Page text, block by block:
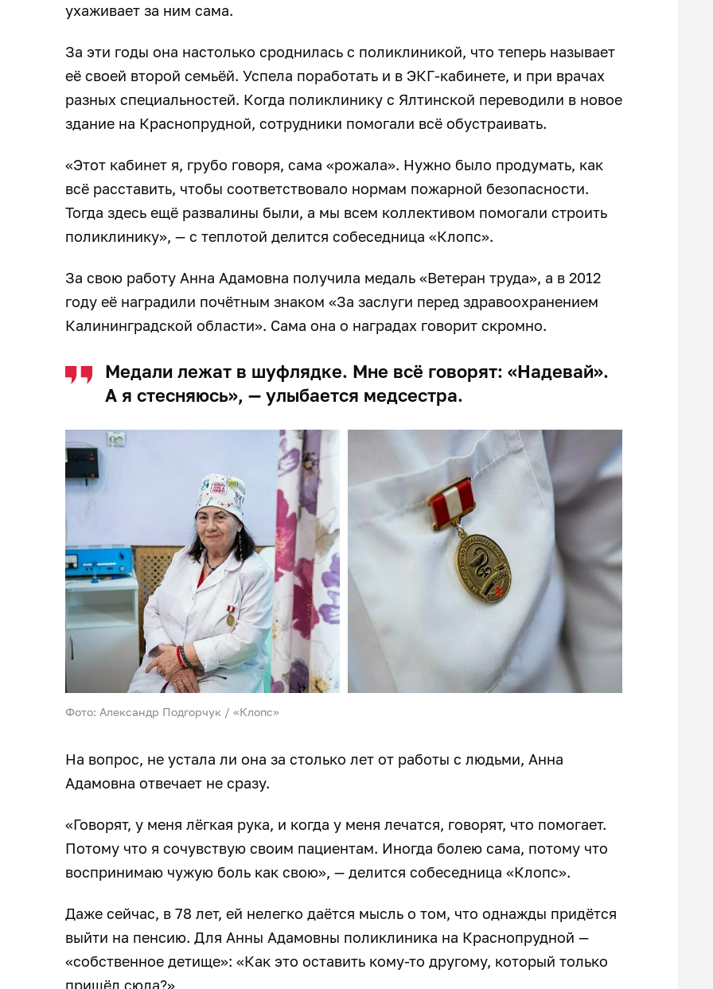
ухаживает за ним сама.
За эти годы она настолько сроднилась с поликлиникой, что теперь называет
её своей второй семьёй. Успела поработать и в ЭКГ-кабинете, и при врачах
разных специальностей. Когда поликлинику с Ялтинской переводили в новое
здание на Краснопрудной, сотрудники помогали всё обустраивать.
«Этот кабинет я, грубо говоря, сама «рожала». Нужно было продумать, как
всё расставить, чтобы соответствовало нормам пожарной безопасности.
Тогда здесь ещё развалины были, а мы всем коллективом помогали строить
поликлинику», — с теплотой делится собеседница «Клопс».
За свою работу Анна Адамовна получила медаль «Ветеран труда», а в 2012
году её наградили почётным знаком «За заслуги перед здравоохранением
Калининградской области». Сама она о наградах говорит скромно.
Медали лежат в шуфлядке. Мне всё говорят: «Надевай».
А я стесняюсь», — улыбается медсестра.
Фото: Александр Подгорчук / «Клопс»
На вопрос, не устала ли она за столько лет от работы с людьми, Анна
Адамовна отвечает не сразу.
«Говорят, у меня лёгкая рука, и когда у меня лечатся, говорят, что помогает.
Потому что я сочувствую своим пациентам. Иногда болею сама, потому что
воспринимаю чужую боль как свою», — делится собеседница «Клопс».
Даже сейчас, в 78 лет, ей нелегко даётся мысль о том, что однажды придётся
выйти на пенсию. Для Анны Адамовны поликлиника на Краснопрудной —
«собственное детище»: «Как это оставить кому-то другому, который только
пришёл сюда?»